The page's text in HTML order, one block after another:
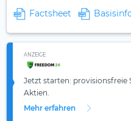
Factsheet
ANZEIGE
Jetzt starten: provisionsfreie
Aktien.
Mehr erfahren